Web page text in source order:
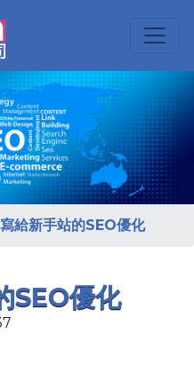
給新手站的SEO優化
SEO優化